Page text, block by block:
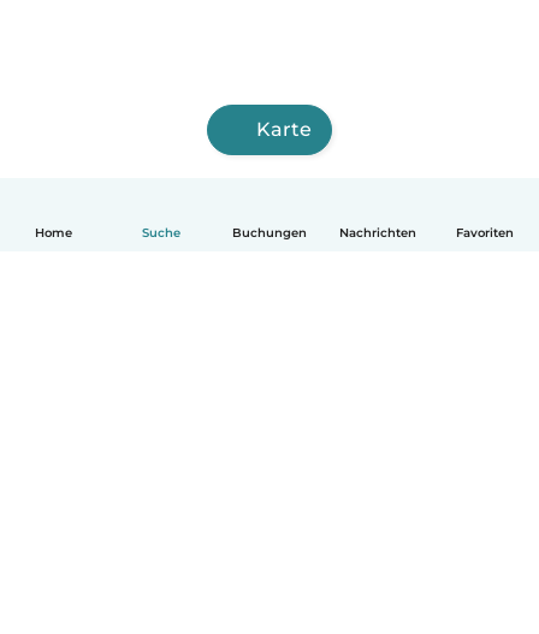
Home Suche Buchungen Nachrichten Favoriten
Karte